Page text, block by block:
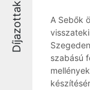
Díjazottak
A Sebők
szabású